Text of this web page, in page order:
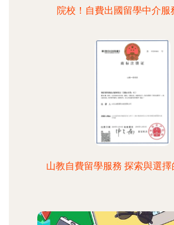
院校！自費出國留學中介服
山教自費留學服務 探索與選